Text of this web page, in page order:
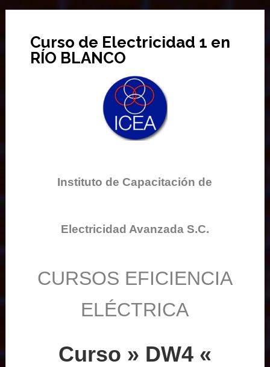
Curso de Electricidad 1 en
RÍO BLANCO
Instituto de Capacitación de
Electricidad Avanzada S.C.
CURSOS EFICIENCIA
ELÉCTRICA
Curso » DW4 «